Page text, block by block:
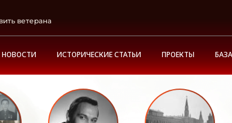
ветерана
НОВОСТИ ИСТОРИЧЕСКИЕ СТАТЬИ ПРОЕКТЫ